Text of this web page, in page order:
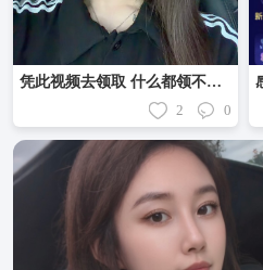
凭此视频去领取 什么都领不到🤓
2 0